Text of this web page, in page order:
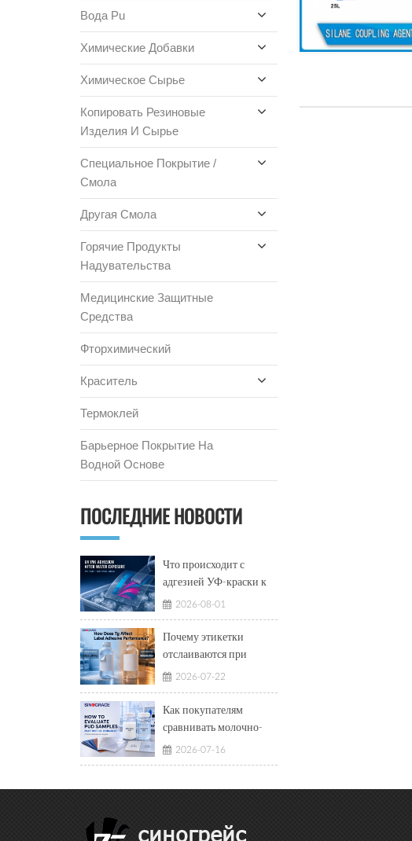
Вода Pu
Химические Добавки
Химическое Сырье
Копировать Резиновые
Изделия И Сырье
Специальное Покрытие /
Смола
Другая Смола
Горячие Продукты
Надувательства
Медицинские Защитные
Средства
Фторхимический
Краситель
Термоклей
Барьерное Покрытие На
Водной Основе
ПОСЛЕДНИЕ НОВОСТИ
Что происходит с
адгезией УФ-краски к
ПЭТ-плёнке после
воды?
2026-08-01
Почему этикетки
отслаиваются при
низких температурах и
клея при высоких
температурах?
2026-07-22
Как покупателям
сравнивать молочно-
белые и
2026-07-16
синогрейс